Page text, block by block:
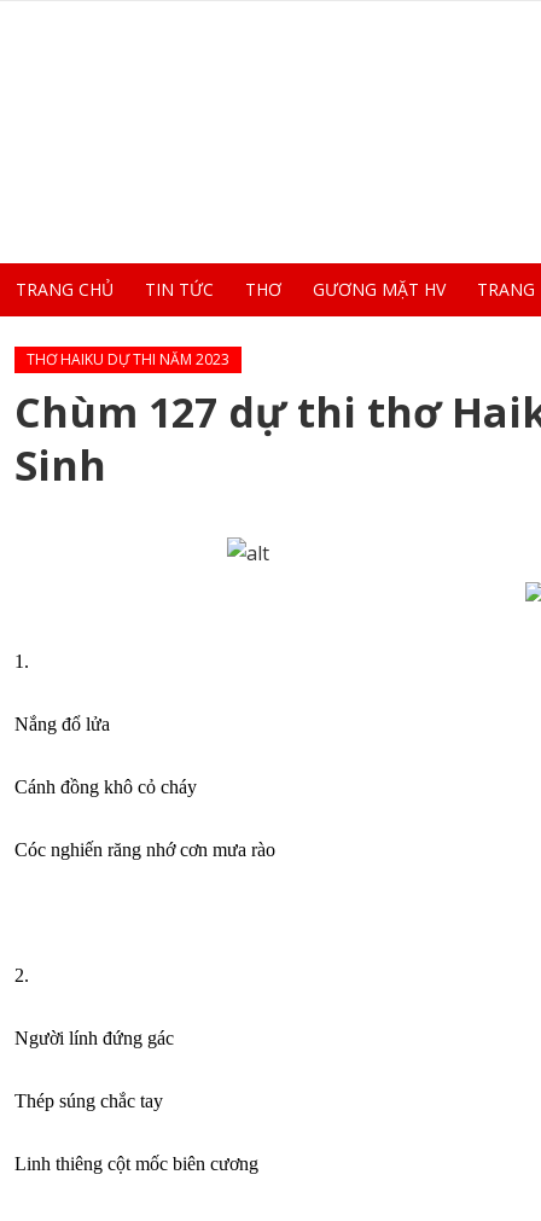
TRANG CHỦ TIN TỨC THƠ GƯƠNG MẶT HV
THƠ HAIKU DỰ THI NĂM 2023
Chùm 127 dự thi thơ
Sinh
1.
Nắng đổ lửa
Cánh đồng khô cỏ cháy
Cóc nghiến răng nhớ cơn mưa rào
2.
Người lính đứng gác
Thép súng chắc tay
Linh thiêng cột mốc biên cương